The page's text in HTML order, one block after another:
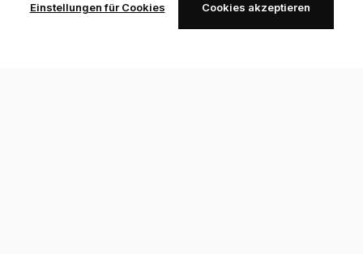
Einstellungen für Cookies Cookies akzeptieren